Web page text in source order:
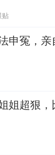
贴
申冤，
姐超狠